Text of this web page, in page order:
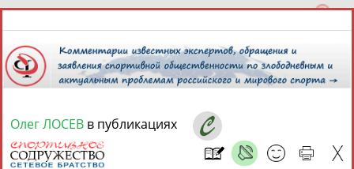
7 августа 2026 года,
СПОРТСМЕНЫ, ТРЕНЕРЫ И СПЕЦИАЛИСТЫ
Олег ЛОСЕВ в публикациях